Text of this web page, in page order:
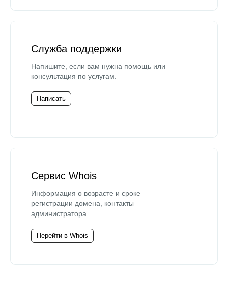
Служба поддержки
Напишите, если вам нужна помощь или
консультация по услугам.
Написать
Сервис Whois
Информация о возрасте и сроке
регистрации домена, контакты
администратора.
Перейти в Whois